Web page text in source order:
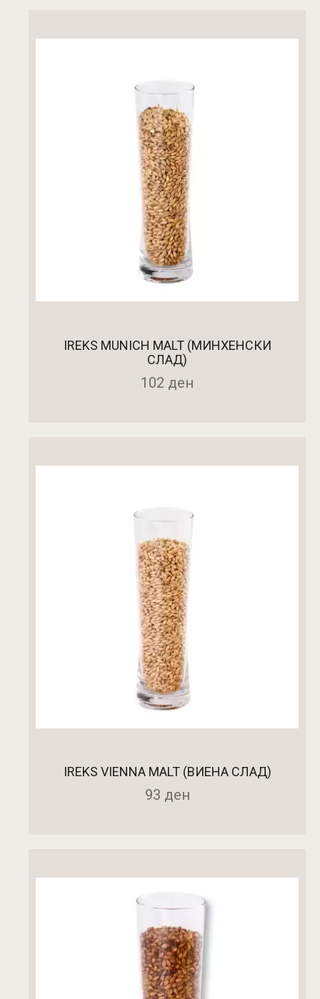
IREKS MUNICH MALT (МИНХЕНСКИ
СЛАД)
102 ден
IREKS VIENNA MALT (ВИЕНА СЛАД)
93 ден